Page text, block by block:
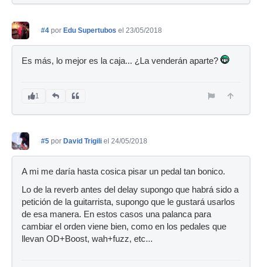
#4 por Edu Supertubos el 23/05/2018
Es más, lo mejor es la caja... ¿La venderán aparte?
1
#5 por David Trigili el 24/05/2018
A mi me daría hasta cosica pisar un pedal tan bonico.
Lo de la reverb antes del delay supongo que habrá sido a
petición de la guitarrista, supongo que le gustará usarlos
de esa manera. En estos casos una palanca para
cambiar el orden viene bien, como en los pedales que
llevan OD+Boost, wah+fuzz, etc...